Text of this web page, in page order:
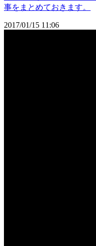
事をまとめておきます。
2017/01/15 11:06